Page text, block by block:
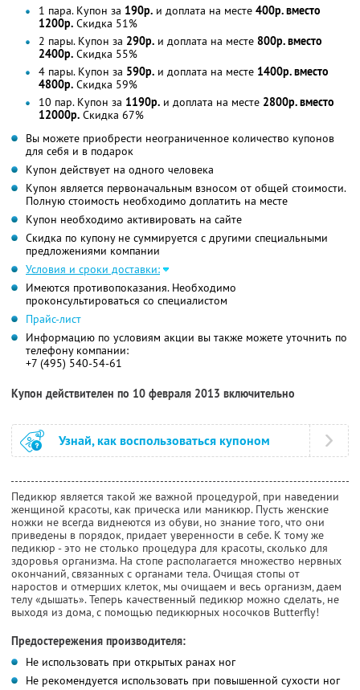
1 пара. Купон за 190р. и доплата на месте 400р. вместо
1200р. Скидка 51%
2 пары. Купон за 290р. и доплата на месте 800р. вместо
2400р. Скидка 55%
4 пары. Купон за 590р. и доплата на месте 1400р. вместо
4800р. Скидка 59%
10 пар. Купон за 1190р. и доплата на месте 2800р. вместо
12000р. Скидка 67%
Вы можете приобрести неограниченное количество купонов
для себя и в подарок
Купон действует на одного человека
Купон является первоначальным взносом от общей стоимости.
Полную стоимость необходимо доплатить на месте
Купон необходимо активировать на сайте
Скидка по купону не суммируется с другими специальными
предложениями компании
Условия и сроки доставки:
Имеются противопоказания. Необходимо
проконсультироваться со специалистом
Прайс-лист
Информацию по условиям акции вы также можете уточнить по
телефону компании:
+7 (495) 540-54-61
Купон действителен по 10 февраля 2013 включительно
Узнай, как воспользоваться купоном
Педикюр является такой же важной процедурой, при наведении
женщиной красоты, как прическа или маникюр. Пусть женские
ножки не всегда виднеются из обуви, но знание того, что они
приведены в порядок, придает уверенности в себе. К тому же
педикюр - это не столько процедура для красоты, сколько для
здоровья организма. На стопе располагается множество нервных
окончаний, связанных с органами тела. Очищая стопы от
наростов и отмерших клеток, мы очищаем и весь организм, даем
телу «дышать». Теперь качественный педикюр можно сделать, не
выходя из дома, с помощью педикюрных носочков Butterfly!
Предостережения производителя:
Не использовать при открытых ранах ног
Не рекомендуется использовать при повышенной сухости ног